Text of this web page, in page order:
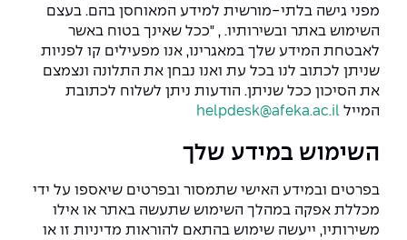
מפני גישה בלתי-מורשית למידע המאוחסן בהם. בעצם
השימוש באתר ובשירותיו. , "ככל שאינך בטוח באשר
לאבטחת המידע שלך במאגרינו, אנו מפעילים קו לפניות
שניתן לכתוב לנו בכל עת ואנו נבחן את התלונה ונצמצם
את הסיכון ככל שניתן. הודעות ניתן לשלוח לכתובת
המייל helpdesk@afeka.ac.il
השימוש במידע שלך
בפרטים ובמידע האישי שתמסור ובפרטים שיאספו על ידי
מכללת אפקה במהלך השימוש שתעשה באתר או אילו
משירותיו, ייעשה שימוש בהתאם להוראות מדיניות זו או